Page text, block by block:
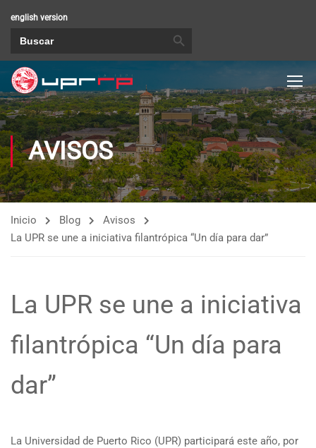
english version
AVISOS
Inicio Blog
Avisos
La UPR se une a iniciativa filantrópica “Un día para dar”
La UPR se une a iniciativa
filantrópica “Un día para
dar”
La Universidad de Puerto Rico (UPR) participará este año, por